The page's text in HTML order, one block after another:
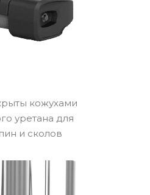
кожухами
уретана для
и сколов